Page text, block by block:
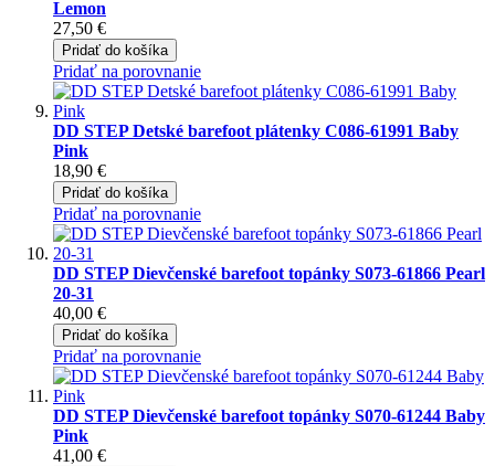
Lemon
27,50 €
Pridať do košíka
Pridať na porovnanie
DD STEP Detské barefoot plátenky C086-61991 Baby
Pink
18,90 €
Pridať do košíka
Pridať na porovnanie
DD STEP Dievčenské barefoot topánky S073-61866 Pearl
20-31
40,00 €
Pridať do košíka
Pridať na porovnanie
DD STEP Dievčenské barefoot topánky S070-61244 Baby
Pink
41,00 €